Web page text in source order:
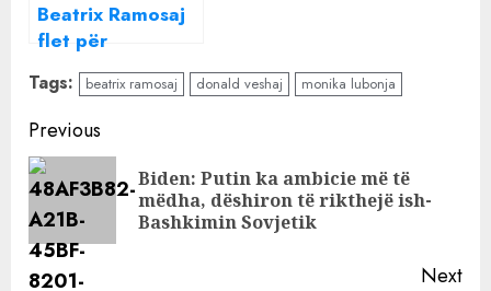
Beatrix Ramosaj
flet për
‘dedikimet’ ndaj
Donald Veshajt:
S’kam punë
tjetër
Tags: beatrix ramosaj donald veshaj monika lubonja
Continue
Reading
Previous
Biden: Putin ka ambicie më të
mëdha, dëshiron të rikthejë ish-
Bashkimin Sovjetik
Next